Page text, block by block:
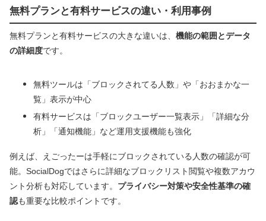
無料プランと有料サービスの違い・利用事例
無料プランと有料サービスの大きな違いは、 機能の範囲とデータ
の詳細度です。
無料ツールは「ブロックされてる人数」や「おおまかな一
覧」表示が中心
有料サービスは「ブロックユーザー一覧表示」「詳細な分
析」「通知機能」など運用支援機能も強化
例えば、えごったーは手軽にブロックされている人数の確認が可
能。SocialDogではさらに詳細なブロックリスト閲覧や複数アカウ
ント分析も対応しています。 プライバシー対策や安全性基準の確
認も重要な比較ポイントです。